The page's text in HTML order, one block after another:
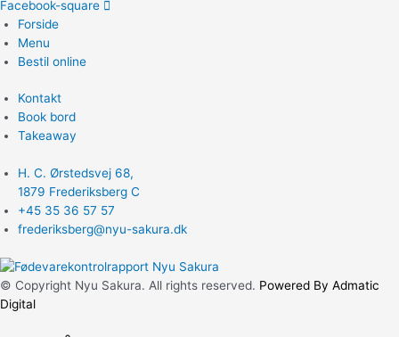
Facebook-square
Forside
Menu
Bestil online
Kontakt
Book bord
Takeaway
H. C. Ørstedsvej 68,
1879 Frederiksberg C
+45 35 36 57 57
frederiksberg@nyu-sakura.dk
© Copyright Nyu Sakura. All rights reserved. Powered By Admatic
Digital